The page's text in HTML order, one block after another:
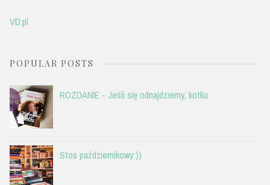
VD.pl
POPULAR POSTS
ROZDANIE - Jeśli się odnajdziemy, kotku
Stos październikowy:))